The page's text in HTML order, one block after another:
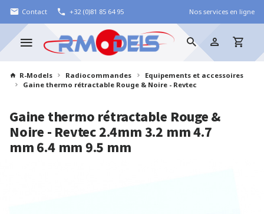
Contact +32 (0)81 85 64 95 Nos services en ligne
R-Models Radiocommandes
Equipements et accessoires
Gaine thermo rétractable Rouge & Noire - Revtec
Gaine thermo rétractable Rouge &
Noire - Revtec2.4mm 3.2 mm 4.7
mm 6.4 mm 9.5 mm